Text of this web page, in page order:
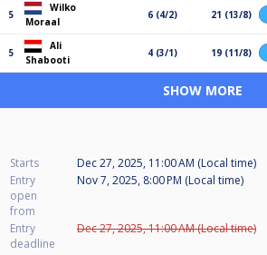
5
Wilko
Moraal
6 (4/2) 21 (13/8)
5
Ali
Shabooti
4 (3/1) 19 (11/8)
SHOW MORE
Starts
Dec 27, 2025, 11:00 AM (Local time)
Entry
open
from
Nov 7, 2025, 8:00 PM (Local time)
Entry
deadline
Dec 27, 2025, 11:00 AM (Local time)